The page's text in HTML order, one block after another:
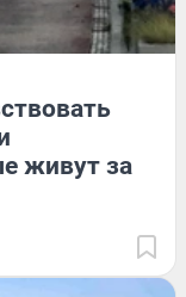
живут за